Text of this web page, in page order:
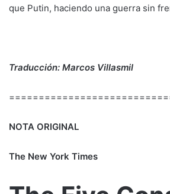
que Putin, haciendo una guerra sin
Traducción: Marcos Villasmil
NOTA ORIGINAL
The New York Times